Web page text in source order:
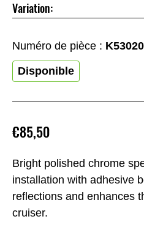
Bright polished chrome
installation with adhesive
reflections and enhances
cruiser.
€85,50
Variation:
Numéro de pièce :
Disponible